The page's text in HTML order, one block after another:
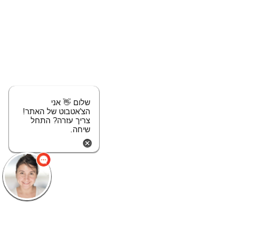
שלום 👋 אני
הצ'אטבוט של האתר!
צריך עזרה? התחל
שיחה.